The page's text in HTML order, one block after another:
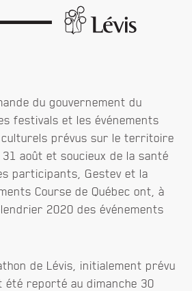
du gouvernement du
festivals et les événements
prévus sur le territoire
31 août et soucieux de la santé
participants, Gestev et la
Course de Québec ont, à
2020 des événements
de Lévis, initialement prévu
été reporté au dimanche 30